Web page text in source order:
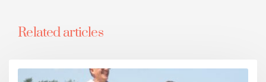
Related articles